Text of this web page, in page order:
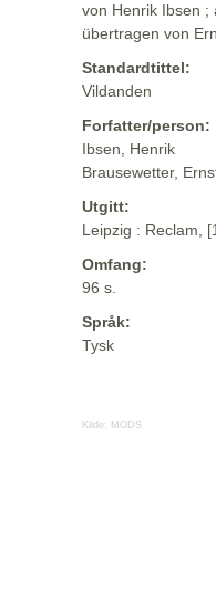
von Henrik Ibsen ;
übertragen von
Standardtittel:
Vildanden
Forfatter/person:
Ibsen, Henrik
Brausewetter,
Utgitt:
Leipzig : Reclam,
Omfang:
96 s.
Språk:
Tysk
Kilde: MODS